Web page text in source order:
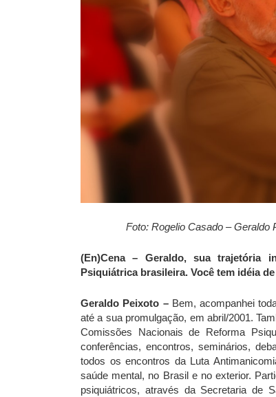
Foto: Rogelio Casado – Geraldo
(En)Cena – Geraldo, sua trajetória
Psiquiátrica brasileira. Você tem idéia
Geraldo Peixoto – Bem, acompanhei
até a sua promulgação, em abril/2001.
Comissões Nacionais de Reforma
conferências, encontros, seminários,
todos os encontros da Luta
saúde mental, no Brasil e no exterior.
psiquiátricos, através da Secretaria de